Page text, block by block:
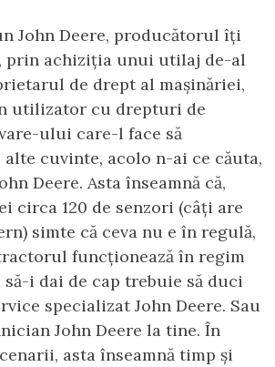
John Deere, producătorul îți
prin achiziția unui utilaj de-al
de drept al mașinăriei,
utilizator cu drepturi de
ului care-l face să
cuvinte, acolo n-ai ce căuta,
Deere. Asta înseamnă că,
circa 120 de senzori (câți are
simte că ceva nu e în regulă,
funcționează în regim
să-i dai de cap trebuie să duci
specializat John Deere. Sau
John Deere la tine. În
asta înseamnă timp și